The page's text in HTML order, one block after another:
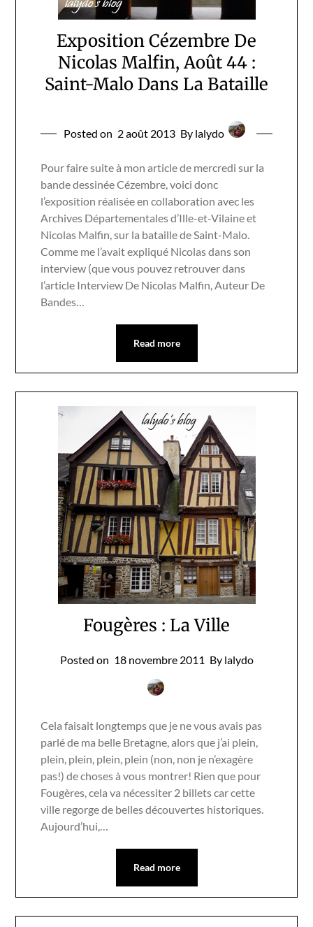
Exposition Cézembre De
Nicolas Malfin, Août 44 :
Saint-Malo Dans La Bataille
Posted on 2 août 2013 By lalydo
Pour faire suite à mon article de mercredi sur la
bande dessinée Cézembre, voici donc
l’exposition réalisée en collaboration avec les
Archives Départementales d’Ille-et-Vilaine et
Nicolas Malfin, sur la bataille de Saint-Malo.
Comme me l’avait expliqué Nicolas dans son
interview (que vous pouvez retrouver dans
l’article Interview De Nicolas Malfin, Auteur De
Bandes…
Read more
Fougères : La Ville
Posted on 18 novembre 2011 By lalydo
Cela faisait longtemps que je ne vous avais pas
parlé de ma belle Bretagne, alors que j’ai plein,
plein, plein, plein, plein (non, non je n’exagère
pas!) de choses à vous montrer! Rien que pour
Fougères, cela va nécessiter 2 billets car cette
ville regorge de belles découvertes historiques.
Aujourd’hui,…
Read more